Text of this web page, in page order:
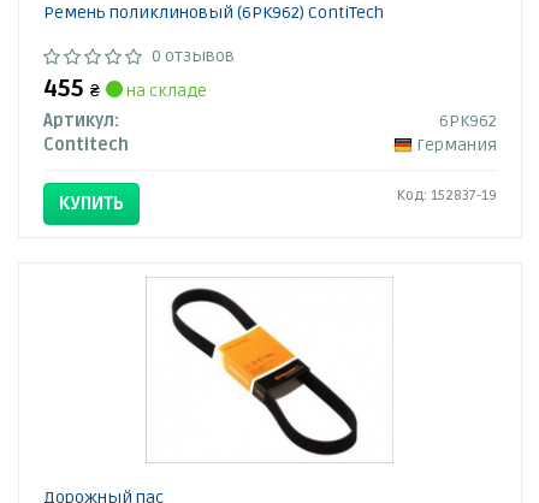
Ремень поликлиновый (6PK962) ContiTech
0 отзывов
455 ₴
на складе
Артикул:
6PK962
Contitech
Германия
КУПИТЬ Код: 152837-19
Дорожный пас